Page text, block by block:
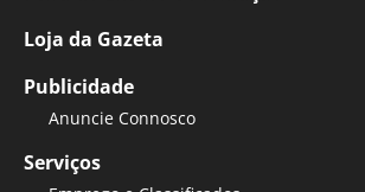
Loja da Gazeta
Publicidade
Anuncie Connosco
Serviços